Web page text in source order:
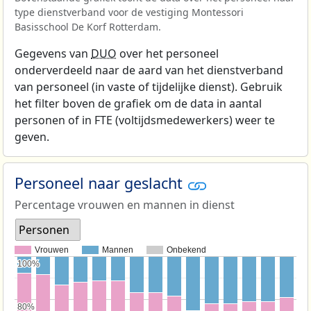
type dienstverband voor de vestiging Montessori
Basisschool De Korf Rotterdam.
Gegevens van DUO over het personeel
onderverdeeld naar de aard van het dienstverband
van personeel (in vaste of tijdelijke dienst). Gebruik
het filter boven de grafiek om de data in aantal
personen of in FTE (voltijdsmedewerkers) weer te
geven.
Personeel naar geslacht
Percentage vrouwen en mannen in dienst
Personen
Vrouwen Mannen Onbekend
80%
80%
100%
100%